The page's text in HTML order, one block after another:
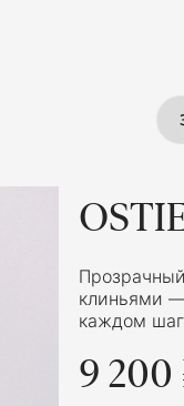
клиньями
каждом
9 200